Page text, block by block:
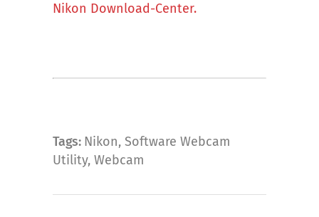
Nikon Download-Center.
Tags: Nikon, Software Webcam
Utility, Webcam